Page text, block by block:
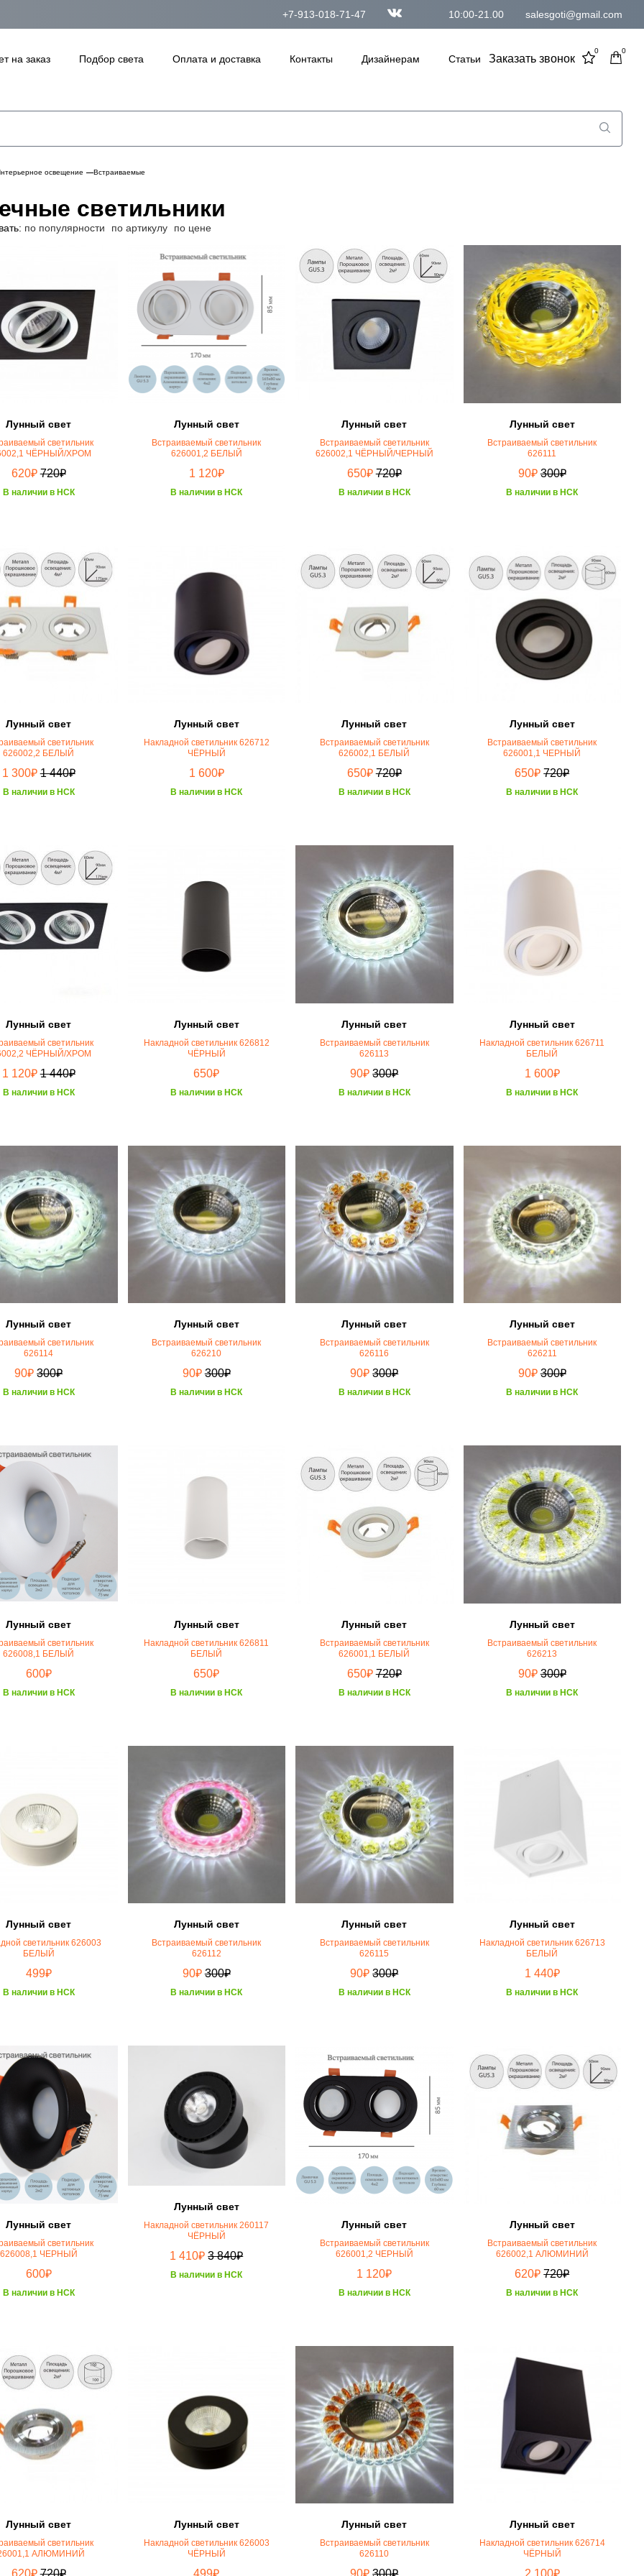
+7-913-018-71-47 10:00-21.00 salesgoti@gmail.com
на заказ Подбор света Оплата и доставка Контакты Дизайнерам Статьи Заказать звонок
0 0
освещение Встраиваемые
светильники
по популярности по артикулу по цене
Лунный свет
светильник
ЧЁРНЫЙ/ХРОМ
620₽ 720₽
В наличии в НСК
Лунный свет
Встраиваемый светильник
626001,2 БЕЛЫЙ
1 120₽
В наличии в НСК
Лунный свет
Встраиваемый светильник
626002,1 ЧЁРНЫЙ/ЧЕРНЫЙ
650₽ 720₽
В наличии в НСК
Лунный свет
Встраиваемый светильник
626111
90₽ 300₽
В наличии в НСК
Лунный свет
светильник
626002,2 БЕЛЫЙ
1 300₽ 1 440₽
В наличии в НСК
Лунный свет
Накладной светильник 626712
ЧЁРНЫЙ
1 600₽
В наличии в НСК
Лунный свет
Встраиваемый светильник
626002,1 БЕЛЫЙ
650₽ 720₽
В наличии в НСК
Лунный свет
Встраиваемый светильник
626001,1 ЧЕРНЫЙ
650₽ 720₽
В наличии в НСК
Лунный свет
светильник
ЧЁРНЫЙ/ХРОМ
1 120₽ 1 440₽
В наличии в НСК
Лунный свет
Накладной светильник 626812
ЧЁРНЫЙ
650₽
В наличии в НСК
Лунный свет
Встраиваемый светильник
626113
90₽ 300₽
В наличии в НСК
Лунный свет
Накладной светильник 626711
БЕЛЫЙ
1 600₽
В наличии в НСК
Лунный свет
светильник
626114
90₽ 300₽
В наличии в НСК
Лунный свет
Встраиваемый светильник
626210
90₽ 300₽
В наличии в НСК
Лунный свет
Встраиваемый светильник
626116
90₽ 300₽
В наличии в НСК
Лунный свет
Встраиваемый светильник
626211
90₽ 300₽
В наличии в НСК
Лунный свет
светильник
626008,1 БЕЛЫЙ
600₽
В наличии в НСК
Лунный свет
Накладной светильник 626811
БЕЛЫЙ
650₽
В наличии в НСК
Лунный свет
Встраиваемый светильник
626001,1 БЕЛЫЙ
650₽ 720₽
В наличии в НСК
Лунный свет
Встраиваемый светильник
626213
90₽ 300₽
В наличии в НСК
Лунный свет
светильник 626003
БЕЛЫЙ
499₽
В наличии в НСК
Лунный свет
Встраиваемый светильник
626112
90₽ 300₽
В наличии в НСК
Лунный свет
Встраиваемый светильник
626115
90₽ 300₽
В наличии в НСК
Лунный свет
Накладной светильник 626713
БЕЛЫЙ
1 440₽
В наличии в НСК
Лунный свет
светильник
626008,1 ЧЕРНЫЙ
600₽
В наличии в НСК
Лунный свет
Накладной светильник 260117
ЧЁРНЫЙ
1 410₽ 3 840₽
В наличии в НСК
Лунный свет
Встраиваемый светильник
626001,2 ЧЕРНЫЙ
1 120₽
В наличии в НСК
Лунный свет
Встраиваемый светильник
626002,1 АЛЮМИНИЙ
620₽ 720₽
В наличии в НСК
Лунный свет
светильник
АЛЮМИНИЙ
620 720
Лунный свет
Накладной светильник 626003
ЧЁРНЫЙ
499
Лунный свет
Встраиваемый светильник
626110
90 300
Лунный свет
Накладной светильник 626714
ЧЁРНЫЙ
2 100